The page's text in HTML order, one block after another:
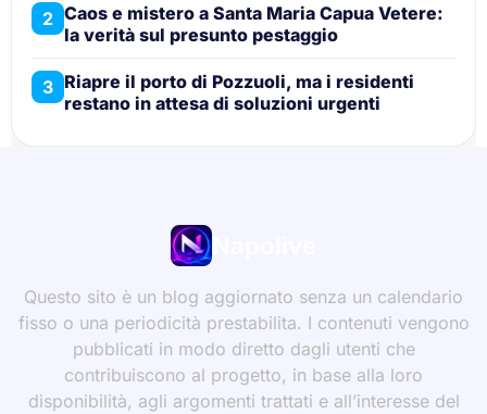
2 Caos e mistero a Santa Maria Capua Vetere:
la verità sul presunto pestaggio
3 Riapre il porto di Pozzuoli, ma i residenti
restano in attesa di soluzioni urgenti
Questo sito è un blog aggiornato senza un calendario
fisso o una periodicità prestabilita. I contenuti vengono
pubblicati in modo diretto dagli utenti che
contribuiscono al progetto, in base alla loro
disponibilità, agli argomenti trattati e all’interesse del